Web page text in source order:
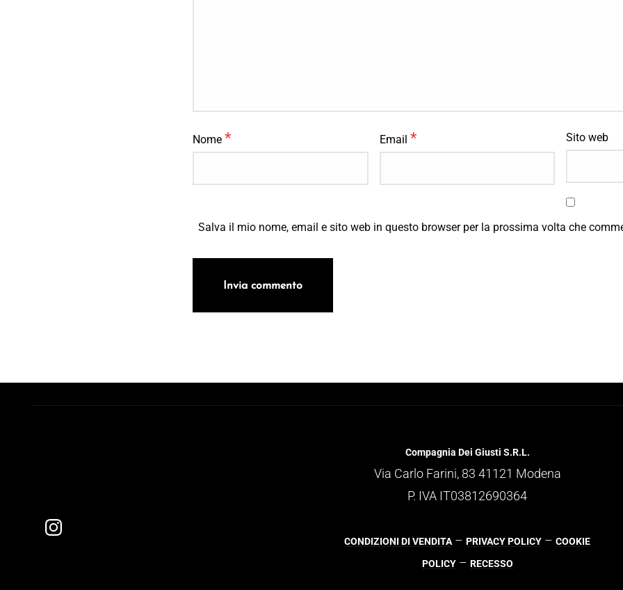
Nome* Email * Sito web
Salva il mio nome, email e sito web in questo browser per la prossima volta che
Compagnia Dei Giusti S.R.L.
Via Carlo Farini, 83 41121 Modena
P. IVA IT03812690364
CONDIZIONI DI VENDITA – PRIVACY POLICY – COOKIE
POLICY– RECESSO